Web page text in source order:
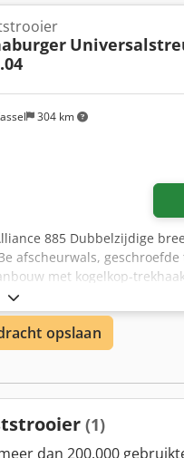
304 km
885 Dubbelzijdige
afscheurwals, geschroefde
met kogelkop-
opslaan
(1)
dan 200.000